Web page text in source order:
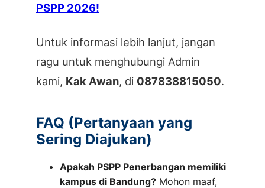
PSPP 2026!
Untuk informasi lebih lanjut, jangan
ragu untuk menghubungi Admin
kami, Kak Awan, di 087838815050.
FAQ (Pertanyaan yang
Sering Diajukan)
Apakah PSPP Penerbangan memiliki
kampus di Bandung? Mohon maaf,